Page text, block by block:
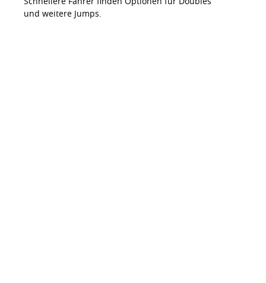
und weitere Jumps.